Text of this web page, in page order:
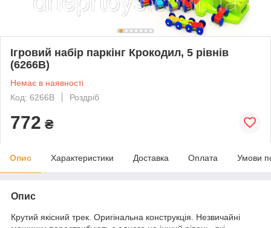
Ігровий набір паркінг Крокодил, 5 рівнів
(6266B)
Немає в наявності
Код: 6266В
Роздріб
772 ₴
Опис Характеристики Доставка Оплата Умови
Опис
Крутий якісний трек. Оригінальна конструкція. Незвичайні